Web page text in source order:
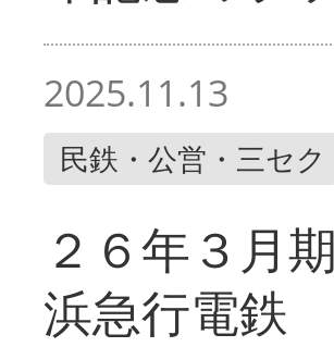
2025.11.13
民鉄・公営・三セク
２６年３月
浜急行電鉄